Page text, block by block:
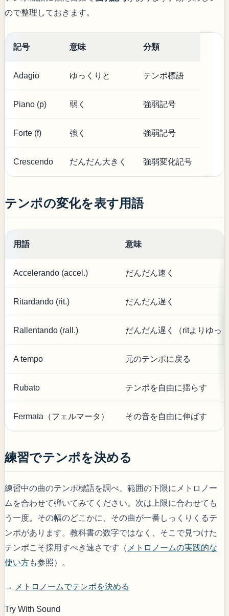
ので整理しておきます。
記号 意味 分類
Adagio ゆっくりと テンポ標語
Piano (p) 弱く 強弱記号
Forte (f) 強く 強弱記号
Crescendo だんだん大きく 強弱変化記号
テンポの変化を表す用語
用語 意味
Accelerando (accel.) だんだん速く
Ritardando (rit.) だんだん遅く
Rallentando (rall.) だんだん遅く（ritよりゆっ
A tempo 元のテンポに戻る
Rubato テンポを自由に揺らす
Fermata（フェルマータ） その音を自由に伸ばす
練習でテンポを決める
練習中の曲のテンポ標語を調べ、範囲の下限にメトロノー
ムを合わせて弾いてみてください。次は上限に合わせても
う一度。その幅のどこかに、その曲が一番しっくりくるテ
ンポがあります。教科書の数字ではなく、そこで見つけた
テンポこそ採用すべき速さです（ メトロノームの実践的な
使い方も参照）。
→ メトロノームでテンポを決める
Try With Sound